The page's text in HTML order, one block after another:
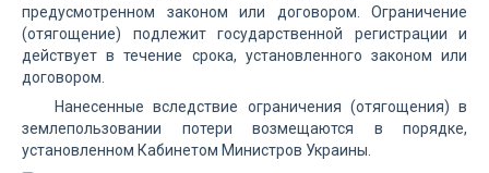
предусмотренном законом или договором. Ограничение
(отягощение) подлежит государственной регистрации и
действует в течение срока, установленного законом или
договором.
Нанесенные вследствие ограничения (отягощения) в
землепользовании потери возмещаются в порядке,
установленном Кабинетом Министров Украины.